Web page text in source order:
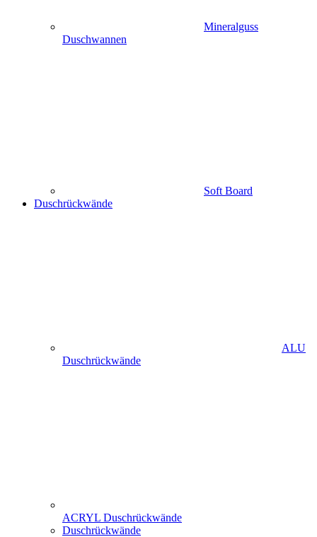
Mineralguss
Duschwannen
Soft Board
Duschrückwände
ALU
Duschrückwände
ACRYL Duschrückwände
Duschrückwände